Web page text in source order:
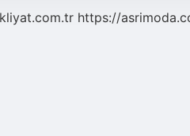
https://